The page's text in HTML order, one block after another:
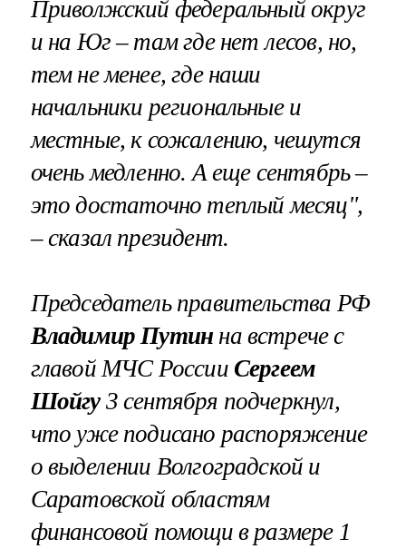
Приволжский федеральный округ
и на Юг – там где нет лесов, но,
тем не менее, где наши
начальники региональные и
местные, к сожалению, чешутся
очень медленно. А еще сентябрь –
это достаточно теплый месяц",
– сказал президент.
Председатель правительства РФ
Владимир Путин на встрече с
главой МЧС России Сергеем
Шойгу3 сентября подчеркнул,
что уже подисано распоряжение
о выделении Волгоградской и
Саратовской областям
финансовой помощи в размере 1